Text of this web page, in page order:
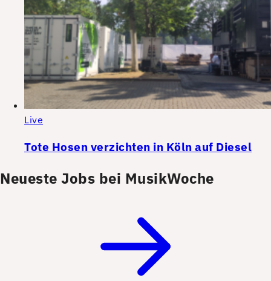
Live
Tote Hosen verzichten in Köln auf Diesel
Neueste Jobs bei MusikWoche